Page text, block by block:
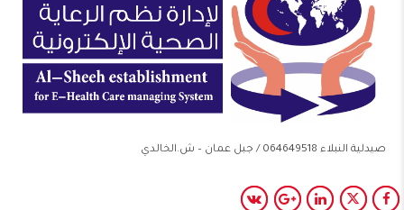
صيدلية النبلاء 064649518 / جبل عمان – ش.الخالدي